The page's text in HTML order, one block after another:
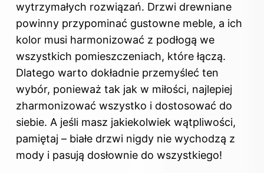
wytrzymałych rozwiązań. Drzwi drewniane
powinny przypominać gustowne meble, a ich
kolor musi harmonizować z podłogą we
wszystkich pomieszczeniach, które łączą.
Dlatego warto dokładnie przemyśleć ten
wybór, ponieważ tak jak w miłości, najlepiej
zharmonizować wszystko i dostosować do
siebie. A jeśli masz jakiekolwiek wątpliwości,
pamiętaj – białe drzwi nigdy nie wychodzą z
mody i pasują dosłownie do wszystkiego!